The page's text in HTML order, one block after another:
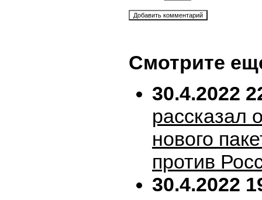
Смотрите
30.4.2022
рассказал
нового
против
30.4.2022